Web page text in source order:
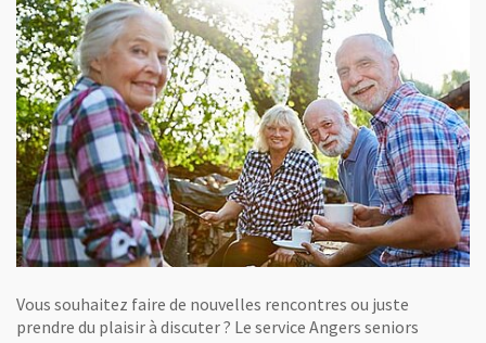
Vous souhaitez faire de nouvelles rencontres ou juste
prendre du plaisir à discuter ? Le service Angers seniors